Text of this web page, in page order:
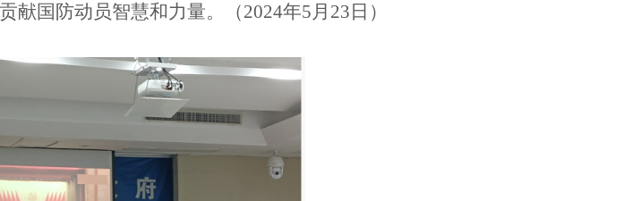
国防动员智慧和力量。（2024年5月23日）